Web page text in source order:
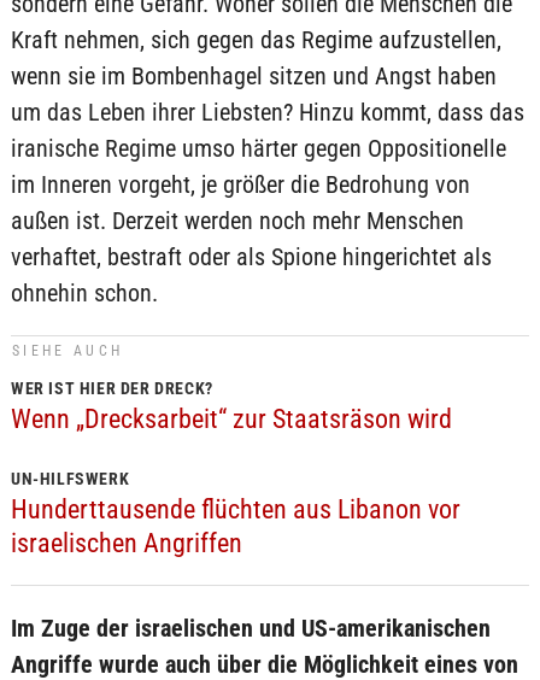
Kraft nehmen, sich gegen das Regime aufzustellen,
wenn sie im Bombenhagel sitzen und Angst haben
um das Leben ihrer Liebsten? Hinzu kommt, dass das
iranische Regime umso härter gegen Oppositionelle
im Inneren vorgeht, je größer die Bedrohung von
außen ist. Derzeit werden noch mehr Menschen
verhaftet, bestraft oder als Spione hingerichtet als
ohnehin schon.
SIEHE AUCH
WER IST HIER DER DRECK?
Wenn „Drecksarbeit“ zur Staatsräson wird
UN-HILFSWERK
Hunderttausende flüchten aus Libanon vor
israelischen Angriffen
Im Zuge der israelischen und US-amerikanischen
Angriffe wurde auch über die Möglichkeit eines von